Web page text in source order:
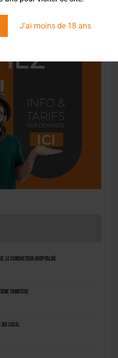
J'ai moins de 18 ans
le conducteur hospitalisé
trimestre
jeu local